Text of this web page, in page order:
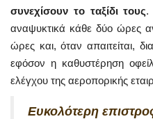
συνεχίσουν το ταξίδι τους.
αναψυκτικά κάθε δύο ώρες
ώρες και, όταν απαιτείται,
εφόσον η καθυστέρηση
ελέγχου της αεροπορικής
Ευκολότερη